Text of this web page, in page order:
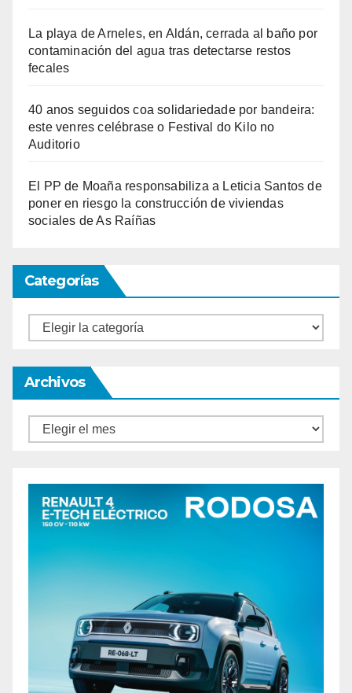
La playa de Arneles, en Aldán, cerrada al baño por
contaminación del agua tras detectarse restos
fecales
40 anos seguidos coa solidariedade por bandeira:
este venres celébrase o Festival do Kilo no
Auditorio
El PP de Moaña responsabiliza a Leticia Santos de
poner en riesgo la construcción de viviendas
sociales de As Raíñas
Categorías
Categorías
Archivos
Archivos